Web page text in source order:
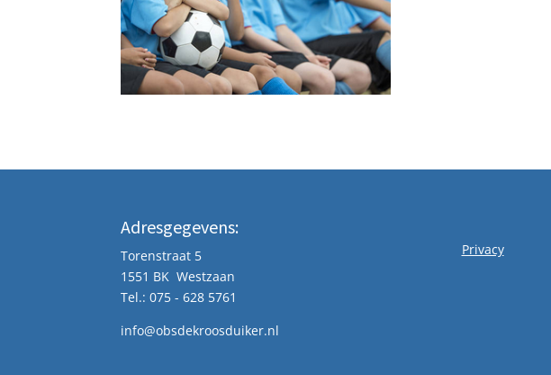
Adresgegevens:
Torenstraat 5
1551 BK Westzaan
Tel.: 075 - 628 5761
info@obsdekroosduiker.nl
Privacy